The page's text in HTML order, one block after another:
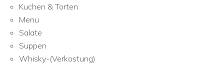
Kuchen & Torten
Menu
Salate
Suppen
Whisky-(Verkostung)